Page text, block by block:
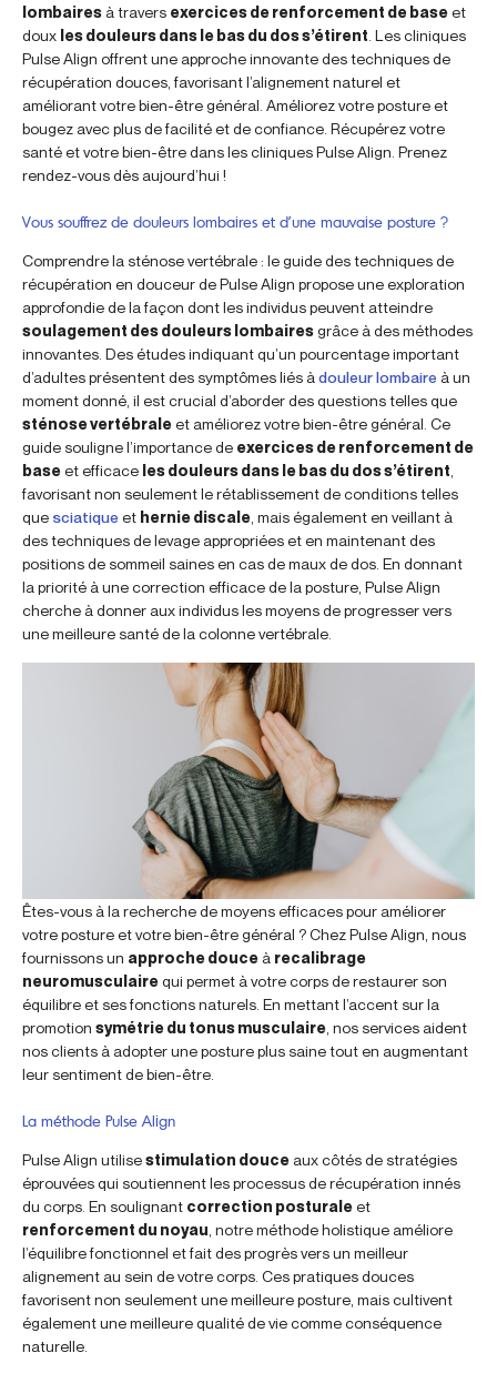
lombaires à travers exercices de renforcement de baseet
doux les douleurs dans le bas du dos s’étirent . Les cliniques
Pulse Align offrent une approche innovante des techniques de
récupération douces, favorisant l’alignement naturel et
améliorant votre bien-être général. Améliorez votre posture et
bougez avec plus de facilité et de confiance. Récupérez votre
santé et votre bien-être dans les cliniques Pulse Align. Prenez
rendez-vous dès aujourd’hui !
Vous souffrez de douleurs lombaires et d’une mauvaise posture ?
Comprendre la sténose vertébrale : le guide des techniques de
récupération en douceur de Pulse Align propose une exploration
approfondie de la façon dont les individus peuvent atteindre
soulagement des douleurs lombaires grâce à des méthodes
innovantes. Des études indiquant qu’un pourcentage important
d’adultes présentent des symptômes liés à douleur lombaire à un
moment donné, il est crucial d’aborder des questions telles que
sténose vertébraleet améliorez votre bien-être général. Ce
guide souligne l’importance de exercices de renforcement de
baseet efficace les douleurs dans le bas du dos s’étirent
favorisant non seulement le rétablissement de conditions telles
que sciatique et hernie discale , mais également en veillant à
des techniques de levage appropriées et en maintenant des
positions de sommeil saines en cas de maux de dos. En donnant
la priorité à une correction efficace de la posture, Pulse Align
cherche à donner aux individus les moyens de progresser vers
une meilleure santé de la colonne vertébrale.
Êtes-vous à la recherche de moyens efficaces pour améliorer
votre posture et votre bien-être général ? Chez Pulse Align, nous
fournissons un approche douce à recalibrage
neuromusculairequi permet à votre corps de restaurer son
équilibre et ses fonctions naturels. En mettant l’accent sur la
promotion symétrie du tonus musculaire , nos services aident
nos clients à adopter une posture plus saine tout en augmentant
leur sentiment de bien-être.
La méthode Pulse Align
Pulse Align utilisestimulation douce aux côtés de stratégies
éprouvées qui soutiennent les processus de récupération innés
du corps. En soulignant correction posturaleet
renforcement du noyau , notre méthode holistique améliore
l’équilibre fonctionnel et fait des progrès vers un meilleur
alignement au sein de votre corps. Ces pratiques douces
favorisent non seulement une meilleure posture, mais cultivent
également une meilleure qualité de vie comme conséquence
naturelle.